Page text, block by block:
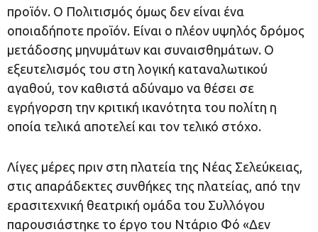
προϊόν. Ο Πολιτισμός όμως δεν είναι ένα
οποιαδήποτε προϊόν. Είναι ο πλέον υψηλός δρόμος
μετάδοσης μηνυμάτων και συναισθημάτων. Ο
εξευτελισμός του στη λογική καταναλωτικού
αγαθού, τον καθιστά αδύναμο να θέσει σε
εγρήγορση την κριτική ικανότητα του πολίτη η
οποία τελικά αποτελεί και τον τελικό στόχο.
Λίγες μέρες πριν στη πλατεία της Νέας Σελεύκειας,
στις απαράδεκτες συνθήκες της πλατείας, από την
ερασιτεχνική θεατρική ομάδα του Συλλόγου
παρουσιάστηκε το έργο του Ντάριο Φό «Δεν